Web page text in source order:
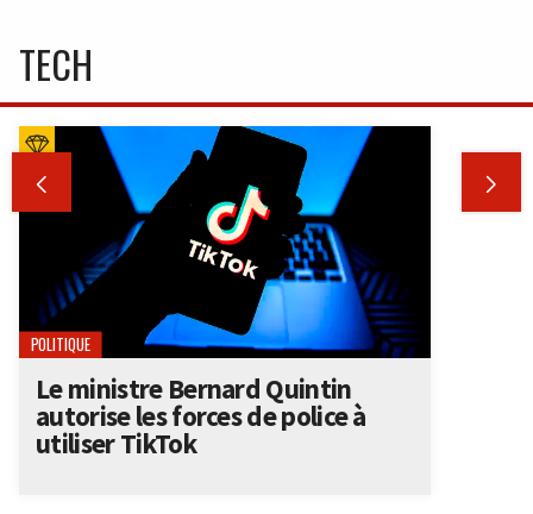
TECH
 
POLITIQUE
Le ministre Bernard Quintin
autorise les forces de police à
utiliser TikTok